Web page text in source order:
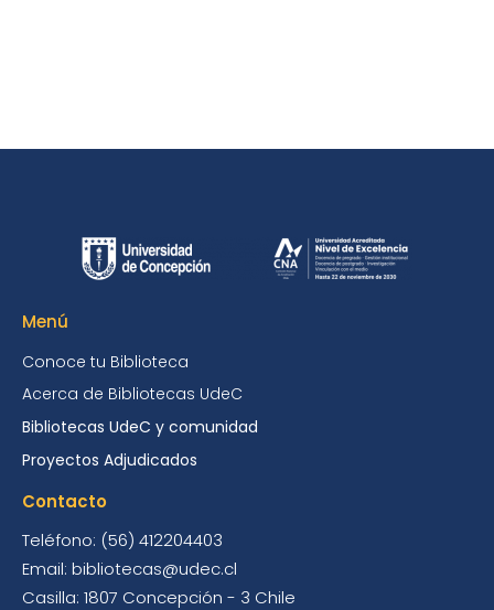
Menú
Conoce tu Biblioteca
Acerca de Bibliotecas UdeC
Bibliotecas UdeC y comunidad
Proyectos Adjudicados
Contacto
Teléfono: (56) 412204403
Email: bibliotecas@udec.cl
Casilla: 1807 Concepción - 3 Chile